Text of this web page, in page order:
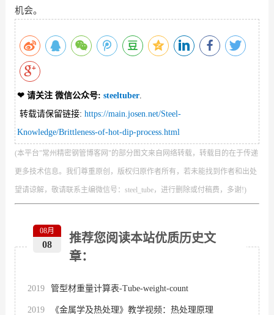
机会。
❤ 请关注 微信公众号: steeltuber.
转载请保留链接: https://main.josen.net/Steel-
Knowledge/Brittleness-of-hot-dip-process.html
(本平台"常州精密钢管博客网"的部分图文来自网络转载，转载目的在于传递
更多技术信息。我们尊重原创，版权归原作者所有，若未能找到作者和出处
望请谅解，敬请联系主编微信号：steel_tube，进行删除或付稿费，多谢!)
推荐您阅读本站优质历史文
章：
08月
08
2019 管型材重量计算表-Tube-weight-count
2019 《金属学及热处理》教学视频：热处理原理